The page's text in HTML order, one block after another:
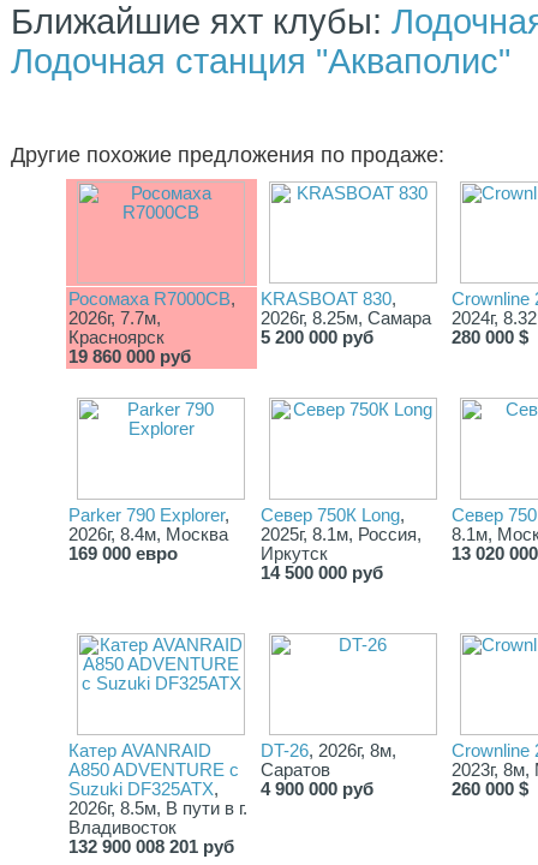
Ближайшие яхт клубы:
Лодочная станция "Акваполис"
Другие похожие предложения по продаже:
Росомаха R7000СВ,
2026г, 7.7м,
Красноярск
19 860 000 руб
KRASBOAT 830,
2026г, 8.25м, Самара
5 200 000 руб
Crownline
2024г,
280 000 $
Parker 790 Explorer,
2026г, 8.4м, Москва
169 000 евро
Север 750К Long,
2025г, 8.1м, Россия,
Иркутск
14 500 000 руб
Север
8.1м,
13 020
Катер AVANRAID
A850 ADVENTURE с
Suzuki DF325ATX,
2026г, 8.5м, В пути в г.
Владивосток
132 900 008 201 руб
DT-26, 2026г, 8м,
Саратов
4 900 000 руб
Сrownline
2023г,
260 000 $